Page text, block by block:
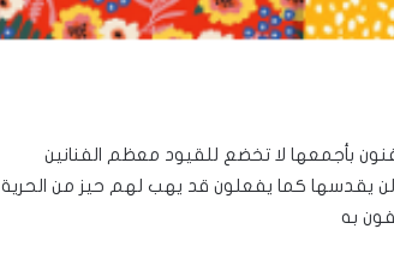
بأجمعها لا تخضع للقيود معظم الفنانين
يقدسها كما يفعلون قد يهب لهم حيز من الحرية
به